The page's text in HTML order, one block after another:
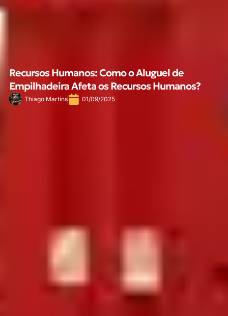
Recursos Humanos: Como o Aluguel de
Empilhadeira Afeta os Recursos Humanos?
Thiago Martins 01/09/2025